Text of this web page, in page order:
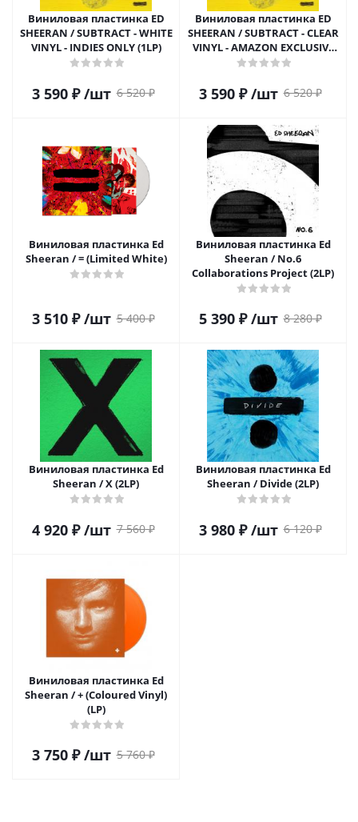
Виниловая пластинка ED
SHEERAN / SUBTRACT - WHITE
VINYL - INDIES ONLY (1LP)
3 590₽ /шт 6 520₽
Виниловая пластинка ED
SHEERAN / SUBTRACT - CLEAR
VINYL - AMAZON EXCLUSIVE
(1LP)
3 590₽ /шт 6 520₽
Виниловая пластинка Ed
Sheeran / = (Limited White)
3 510₽ /шт 5 400₽
Виниловая пластинка Ed
Sheeran / No.6
Collaborations Project (2LP)
5 390₽ /шт 8 280₽
Виниловая пластинка Ed
Sheeran / X (2LP)
4 920₽ /шт 7 560₽
Виниловая пластинка Ed
Sheeran / Divide (2LP)
3 980₽ /шт 6 120₽
Виниловая пластинка Ed
Sheeran / + (Coloured Vinyl)
(LP)
3 750₽ /шт 5 760₽